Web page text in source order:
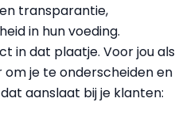
transparantie,
in hun voeding.
in dat plaatje. Voor jou als
je te onderscheiden en
aanslaat bij je klanten: